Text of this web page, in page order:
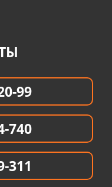
99
740
311